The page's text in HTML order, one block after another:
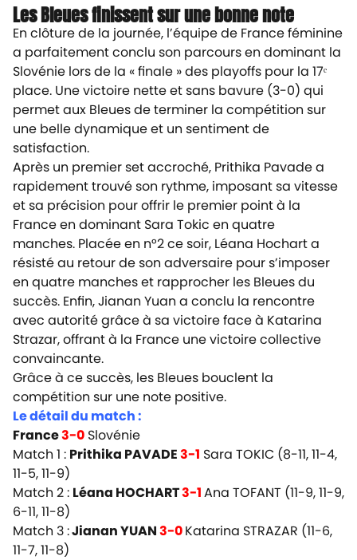
Les Bleues finissent sur une bonne note
En clôture de la journée, l’équipe de France féminine
a parfaitement conclu son parcours en dominant la
Slovénie lors de la « finale » des playoffs pour la 17ᵉ
place. Une victoire nette et sans bavure (3-0) qui
permet aux Bleues de terminer la compétition sur
une belle dynamique et un sentiment de
satisfaction.
Après un premier set accroché, Prithika Pavade a
rapidement trouvé son rythme, imposant sa vitesse
et sa précision pour offrir le premier point à la
France en dominant Sara Tokic en quatre
manches. Placée en n°2 ce soir, Léana Hochart a
résisté au retour de son adversaire pour s’imposer
en quatre manches et rapprocher les Bleues du
succès. Enfin,Jianan Yuan a conclu la rencontre
avec autorité grâce à sa victoire face à Katarina
Strazar, offrant à la France une victoire collective
convaincante.
Grâce à ce succès, les Bleues bouclent la
compétition sur une note positive.
Le détail du match :
France3-0 Slovénie
Match 1 : Prithika PAVADE3-1 Sara TOKIC (8-11, 11-4,
11-5, 11-9)
Match 2 : Léana HOCHART3-1Ana TOFANT (11-9, 11-9,
6-11, 11-8)
Match 3 :Jianan YUAN3-0Katarina STRAZAR (11-6,
11-7, 11-8)